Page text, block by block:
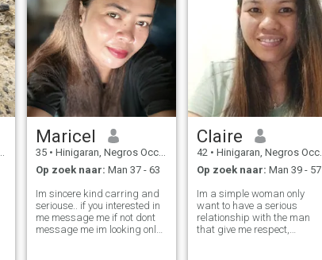
Maricel
35 • Hinigaran, Negros Occidental, Filipijnen
Op zoek naar: Man 37 - 63
Im sincere kind carring and
seriouse.. if you interested in
me message me if not dont
message me im looking only
Claire
42 • Hinigaran, Negros Occidental, Filipijnen
Op zoek naar: Man 39 - 57
Im a simple woman only
want to have a serious
relationship with the man
that give me respect,